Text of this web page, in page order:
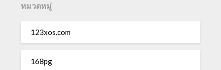
หมวดหมู่
123xos.com
168pg